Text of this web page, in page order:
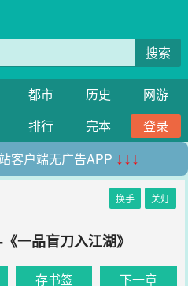
搜索
都市 历史
网游
排行 完本
登录
客户端无广告APP ↓↓↓
换手 关灯
一品盲刀入江湖》
存书签 下一章